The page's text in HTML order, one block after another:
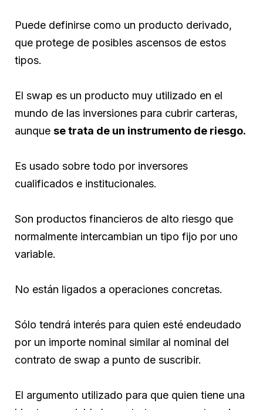
Puede definirse como un producto derivado,
que protege de posibles ascensos de estos
tipos.
El swap es un producto muy utilizado en el
mundo de las inversiones para cubrir carteras,
aunque se trata de un instrumento de riesgo.
Es usado sobre todo por inversores
cualificados e institucionales.
Son productos financieros de alto riesgo que
normalmente intercambian un tipo fijo por uno
variable.
No están ligados a operaciones concretas.
Sólo tendrá interés para quien esté endeudado
por un importe nominal similar al nominal del
contrato de swap a punto de suscribir.
El argumento utilizado para que quien tiene una